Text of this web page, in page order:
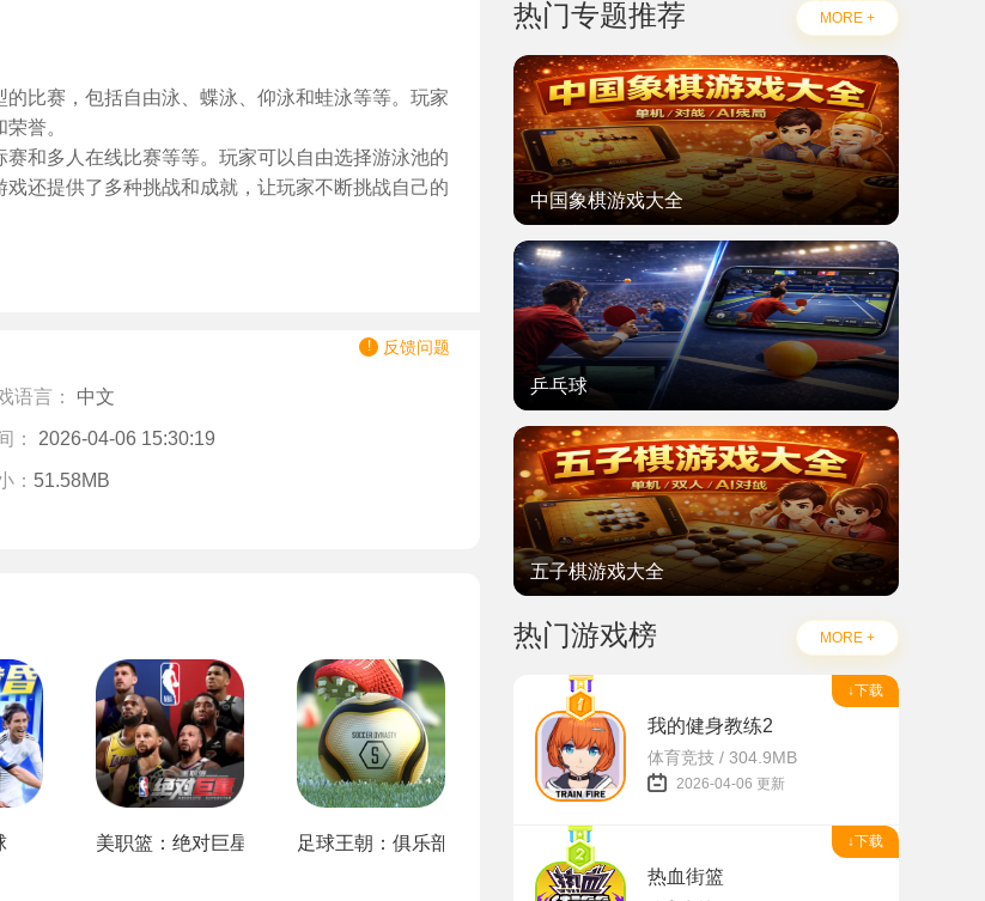
比赛，包括自由泳、蝶泳、仰泳和蛙泳等等。玩家
誉。
和多人在线比赛等等。玩家可以自由选择游泳池的
还提供了多种挑战和成就，让玩家不断挑战自己的
反馈问题
语言： 中文
： 2026-04-06 15:30:19
： 51.58MB
美职篮：绝对巨星 足球王朝：俱乐部经理 2025
热门专题推荐 MORE +
中国象棋游戏大全
乒乓球
五子棋游戏大全
热门游戏榜 MORE +
↓下载
我的健身教练2
体育竞技 / 304.9MB
2026-04-06 更新
↓下载
热血街篮